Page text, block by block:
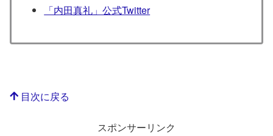
「内田真礼」公式Twitter
目次に戻る
スポンサーリンク